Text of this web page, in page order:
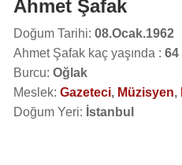
Ahmet Şafak
Doğum Tarihi: 08.Ocak.1962
Ahmet Şafak kaç yaşında : 64
Burcu: Oğlak
Meslek: Gazeteci, Müzisyen,
Doğum Yeri: İstanbul